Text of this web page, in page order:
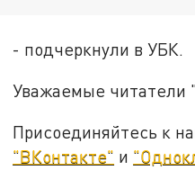
- подчеркнули в УБК.
Уважаемые читатели
Присоединяйтесь к
"ВКонтакте" и